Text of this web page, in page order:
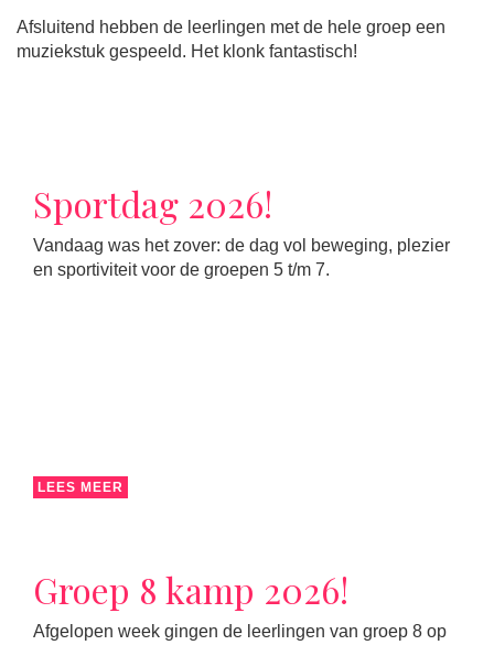
Afsluitend hebben de leerlingen met de hele groep een
muziekstuk gespeeld. Het klonk fantastisch!
Sportdag 2026!
Vandaag was het zover: de dag vol beweging, plezier
en sportiviteit voor de groepen 5 t/m 7.
LEES MEER
Groep 8 kamp 2026!
Afgelopen week gingen de leerlingen van groep 8 op